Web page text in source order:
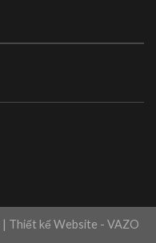
| Thiết kế Website - VAZO